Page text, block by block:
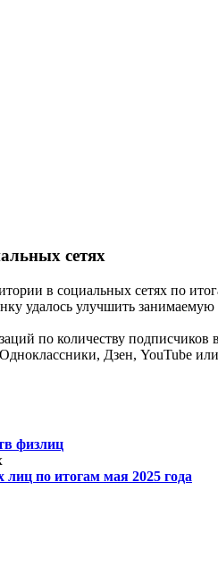
сетях
в социальных сетях по
удалось улучшить
по количеству подписчиков
Дзен, YouTube
физлиц
по итогам мая 2025 года